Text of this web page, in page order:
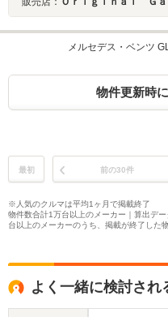
メルセデス・ベンツ
物件更新時
最初 前の30件
※人気のクルマは平均1ヶ月で掲載終了
物件数合計1万台以上のメーカー｜算出デ
台以上のメーカーのうち、掲載が終了した
よく一緒に検討され